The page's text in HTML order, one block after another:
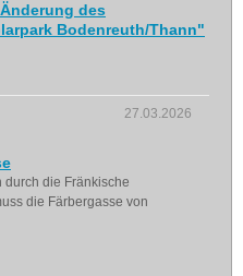
des
Bodenreuth/Thann"
27.03.2026
die Fränkische
die Färbergasse von